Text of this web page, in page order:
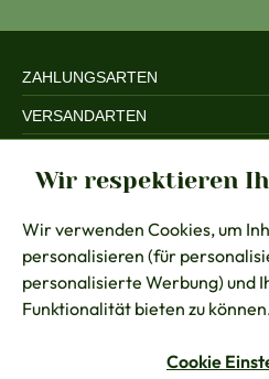
ZAHLUNGSARTEN
VERSANDARTEN
RECHTLICHES
BERATUNG
KONTAKT
Vertrag widerrufen
Wir respektieren
Wir verwenden Cookies, um
personalisieren (für
personalisierte Werbung) und
Funktionalität bieten zu
Cookie